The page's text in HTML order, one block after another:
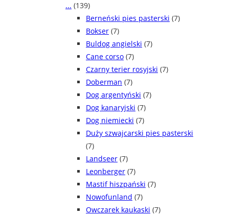
... (139)
Berneński pies pasterski (7)
Bokser (7)
Buldog angielski (7)
Cane corso (7)
Czarny terier rosyjski (7)
Doberman (7)
Dog argentyński (7)
Dog kanaryjski (7)
Dog niemiecki (7)
Duży szwajcarski pies pasterski
(7)
Landseer (7)
Leonberger (7)
Mastif hiszpański (7)
Nowofunland (7)
Owczarek kaukaski (7)